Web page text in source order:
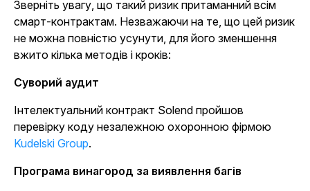
Зверніть увагу, що такий ризик притаманний всім
смарт-контрактам. Незважаючи на те, що цей ризик
не можна повністю усунути, для його зменшення
вжито кілька методів і кроків:
Суворий аудит
Інтелектуальний контракт Solend пройшов
перевірку коду незалежною охоронною фірмою
Kudelski Group.
Програма винагород за виявлення багів